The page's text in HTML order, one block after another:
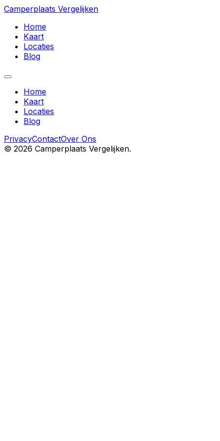
Camperplaats Vergelijken
Home
Kaart
Locaties
Blog
Home
Kaart
Locaties
Blog
PrivacyContactOver Ons
© 2026 Camperplaats Vergelijken.